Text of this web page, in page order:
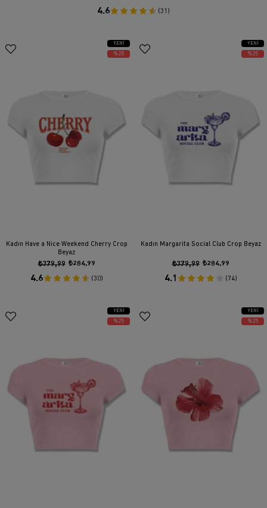
4.6 (31)
Kadın Have a Nice Weekend Cherry Crop
Beyaz
₺284,99
₺379,99
4.6 (30)
YENI
ÜRÜN
%25
Kadın Margarita Social Club Crop Beyaz
₺284,99
₺379,99
4.1 (74)
YENI
ÜRÜN
%25
YENI
ÜRÜN
%25
YENI
ÜRÜN
%25